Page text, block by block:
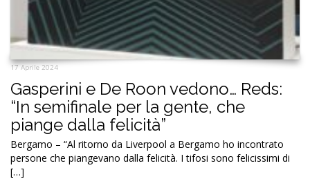
17 Aprile 2024
Gasperini e De Roon vedono… Reds:
“In semifinale per la gente, che
piange dalla felicità”
Bergamo – “Al ritorno da Liverpool a Bergamo ho incontrato
persone che piangevano dalla felicità. I tifosi sono felicissimi di
[…]